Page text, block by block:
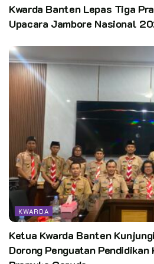
Pewarta : Sugiatmo – Kepala
Kata Kunci:
kak
kursus mahir pembina
kursus
kwarda sumut
sumatera utara
Kwarda Banten Lepas Tiga
Upacara Jambore Nasional
KWARDA
Ketua Kwarda Banten
Dorong Penguatan